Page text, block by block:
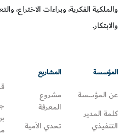
والملكية الفكرية، وبراءات الاختراع،
والابتكار.
المؤسسة
عن المؤسسة
كلمة المدير
التنفيذي
المشاريع
مشروع
المعرفة
تحدي الأمية